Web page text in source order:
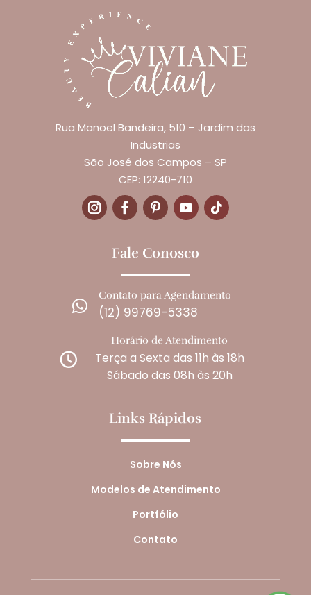
Rua Manoel Bandeira, 510 – Jardim das
Industrias
São José dos Campos – SP
CEP: 12240-710
Fale Conosco

Contato para Agendamento
(12) 99769-5338

Horário de Atendimento
Terça a Sexta das 11h às 18h
Sábado das 08h às 20h
Links Rápidos
Sobre Nós
Modelos de Atendimento
Portfólio
Contato